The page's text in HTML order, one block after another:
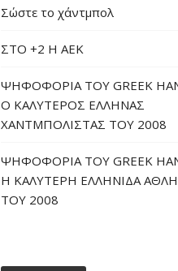
Σώστε το χάντμπολ
ΣΤΟ +2 Η ΑΕΚ
ΨΗΦΟΦΟΡΙΑ ΤΟΥ GREEK
O ΚΑΛΥΤΕΡΟΣ ΕΛΛΗΝΑΣ
ΧΑΝΤΜΠΟΛΙΣΤΑΣ ΤΟΥ 2008
ΨΗΦΟΦΟΡΙΑ ΤΟΥ GREEK
H ΚΑΛΥΤΕΡΗ ΕΛΛΗΝΙΔΑ
ΤΟΥ 2008